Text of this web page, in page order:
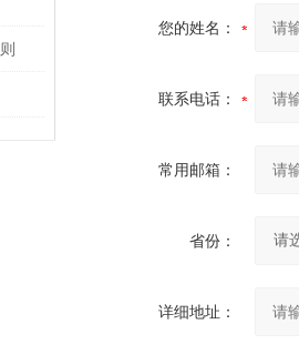
您的姓名：
联系电话：
常用邮箱：
省份：
详细地址：